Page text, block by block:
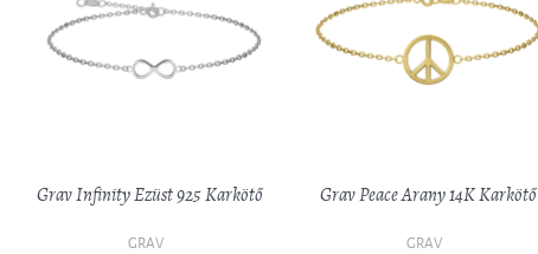
Grav Infinity Ezüst 925 Karkötő
GRAV
Grav Peace Arany 14K Karkötő
GRAV